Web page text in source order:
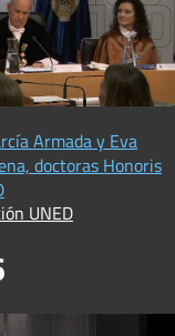
Armada y Eva
doctoras Honoris
UNED